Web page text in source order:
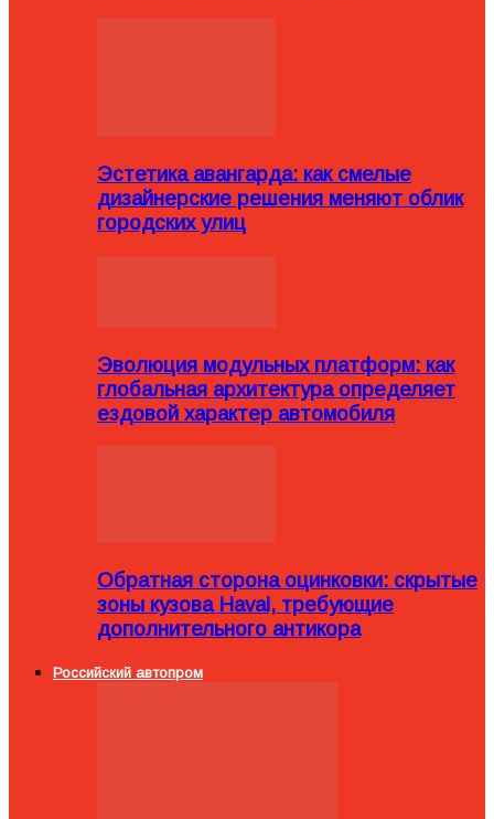
Эстетика авангарда: как смелые
дизайнерские решения меняют облик
городских улиц
Эволюция модульных платформ: как
глобальная архитектура определяет
ездовой характер автомобиля
Обратная сторона оцинковки: скрытые
зоны кузова Haval, требующие
дополнительного антикора
Российский автопром